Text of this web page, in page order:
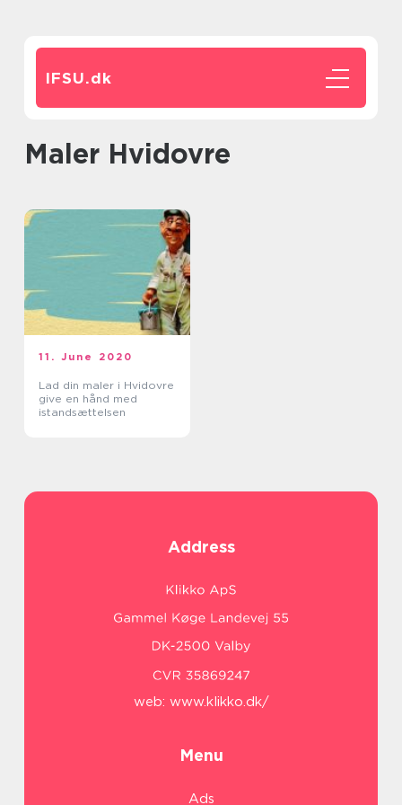
IFSU.dk
Maler Hvidovre
11. June 2020
Lad din maler i Hvidovre
give en hånd med
istandsættelsen
Address
web: www.klikko.dk/
Menu
Ads